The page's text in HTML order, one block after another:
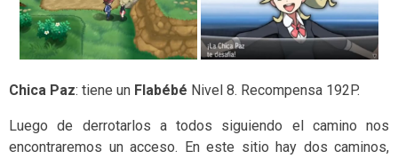
Chica Paz: tiene un Flabébé Nivel 8. Recompensa 192P.
Luego de derrotarlos a todos siguiendo el camino nos
encontraremos un acceso. En este sitio hay dos caminos,